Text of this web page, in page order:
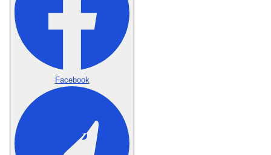
Facebook